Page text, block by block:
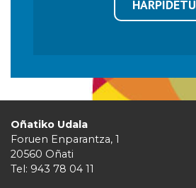
HARPIDETU
Oñatiko Udala
Foruen Enparantza, 1
20560 Oñati
Tel: 943 78 04 11